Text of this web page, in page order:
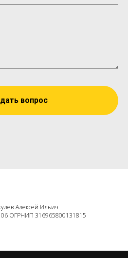
вопрос
Алексей Ильич
ОГРНИП 316965800131815